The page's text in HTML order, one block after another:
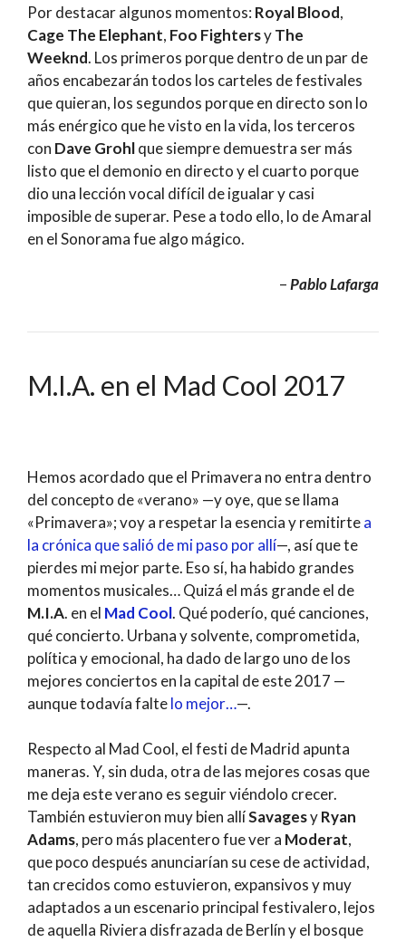
Por destacar algunos momentos: Royal Blood,
Cage The Elephant, Foo FightersyThe
Weeknd. Los primeros porque dentro de un par de
años encabezarán todos los carteles de festivales
que quieran, los segundos porque en directo son lo
más enérgico que he visto en la vida, los terceros
con Dave Grohlque siempre demuestra ser más
listo que el demonio en directo y el cuarto porque
dio una lección vocal difícil de igualar y casi
imposible de superar. Pese a todo ello, lo de Amaral
en el Sonorama fue algo mágico.
–Pablo Lafarga
M.I.A. en el Mad Cool 2017
Hemos acordado que el Primavera no entra dentro
del concepto de «verano» —y oye, que se llama
«Primavera»; voy a respetar la esencia y remitirtea
la crónica que salió de mi paso por allí—, así que te
pierdes mi mejor parte. Eso sí, ha habido grandes
momentos musicales… Quizá el más grande el de
M.I.A. en el Mad Cool. Qué poderío, qué canciones,
qué concierto. Urbana y solvente, comprometida,
política y emocional, ha dado de largo uno de los
mejores conciertos en la capital de este 2017 —
aunque todavía faltelo mejor…—.
Respecto al Mad Cool, el festi de Madrid apunta
maneras. Y, sin duda, otra de las mejores cosas que
me deja este verano es seguir viéndolo crecer.
También estuvieron muy bien allíSavagesyRyan
Adams, pero más placentero fue ver a Moderat,
que poco después anunciarían su cese de actividad,
tan crecidos como estuvieron, expansivos y muy
adaptados a un escenario principal festivalero, lejos
de aquella Riviera disfrazada de Berlín y el bosque